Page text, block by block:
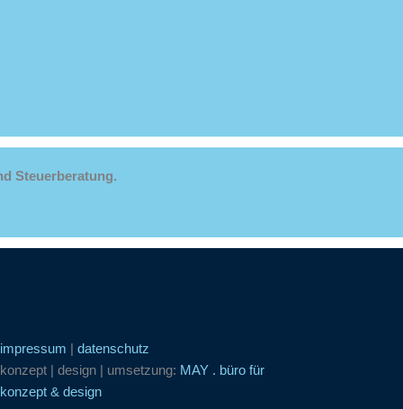
Steuerberatung.
impressum | datenschutz
konzept | design | umsetzung: MAY . büro für
konzept & design